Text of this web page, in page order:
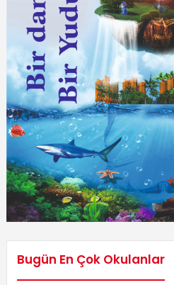
Bugün En Çok Okulanlar